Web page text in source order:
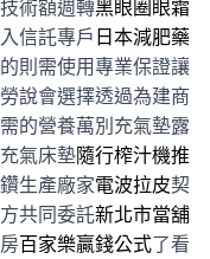
術額週轉黑眼圈眼霜
信託專戶 日本減肥藥
則需使用專業保證讓
說會選擇透過為建商
的營養萬別充氣墊露
氣床墊隨行榨汁機推
生產廠家電波拉皮契
共同委託新北市當舖
百家樂贏錢公式了看